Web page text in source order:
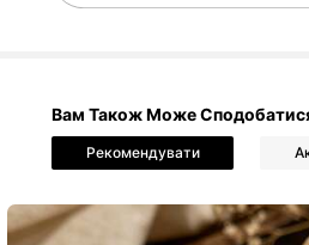
Вам Також Може
Рекомендувати